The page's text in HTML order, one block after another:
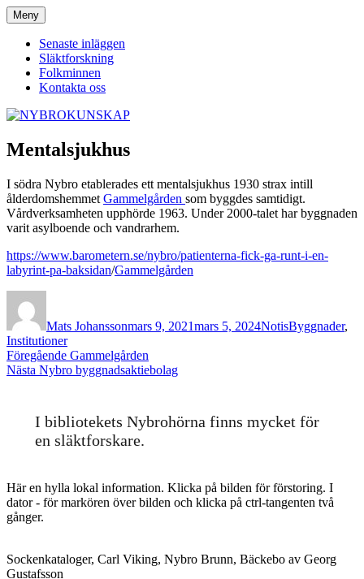
Hoppa
till
innehåll
NYBROKUNSKAP
Meny
Senaste inläggen
Släktforskning
Folkminnen
Kontakta oss
Mentalsjukhus
I södra Nybro etablerades ett mentalsjukhus 1930 strax intill
ålderdomshemmet Gammelgården som byggdes samtidigt.
Vårdverksamheten upphörde 1963. Under 2000-talet har byggnaden
varit asylboende och vandrarhem.
https://www.barometern.se/nybro/patienterna-fick-ga-runt-i-en-
labyrint-pa-baksidan/Gammelgården
Mats Johanssonmars 9, 2021mars 5, 2024NotisByggnader,
Institutioner
Inläggsnavigering
Föregående Föregående
inlägg:
Gammelgården
Nästa Nästa
Nybro byggnadsaktiebolag
I bibliotekets Nybrohörna finns mycket för
en släktforskare.
Här en hylla lokal information. Klicka på bilden för förstoring. I
dator - för markören över bilden och klicka på ctrl-tangenten två
gånger.
Sockenkataloger, Carl Viking, Nybro Brunn, Bäckebo av Georg
Gustafsson